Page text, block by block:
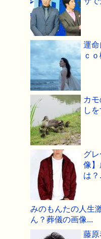
運命
ｃ
カ
し
グ
像】
は？
みのもんたの人生
ん？葬儀の画像...
藤